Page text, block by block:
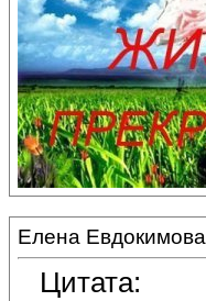
Елена Евдокимова
Цитата: